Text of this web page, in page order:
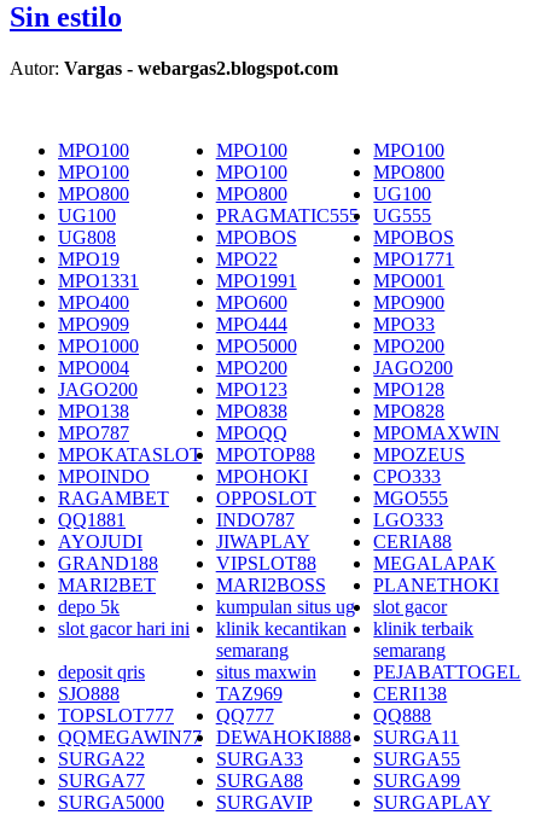
Sin estilo
Autor: Vargas - webargas2.blogspot.com
MPO100 MPO100
MPO100
MPO100
MPO100
MPO800
MPO800
MPO800
UG100
UG100
PRAGMATIC555
UG555
UG808
MPOBOS
MPOBOS
MPO19
MPO22
MPO1771
MPO1331
MPO1991
MPO001
MPO400
MPO600
MPO900
MPO909
MPO444
MPO33
MPO1000
MPO5000
MPO200
MPO004
MPO200
JAGO200
JAGO200
MPO123
MPO128
MPO138
MPO838
MPO828
MPO787
MPOQQ
MPOMAXWIN
MPOKATASLOT
MPOTOP88
MPOZEUS
MPOINDO
MPOHOKI
CPO333
RAGAMBET
OPPOSLOT
MGO555
QQ1881
INDO787
LGO333
AYOJUDI
JIWAPLAY
CERIA88
GRAND188
VIPSLOT88
MEGALAPAK
MARI2BET
MARI2BOSS
PLANETHOKI
depo 5k
kumpulan situs ug
slot gacor
slot gacor hari ini
klinik kecantikan
semarang
klinik terbaik
semarang
deposit qris
situs maxwin
PEJABATTOGEL
SJO888
TAZ969
CERI138
TOPSLOT777
QQ777
QQ888
QQMEGAWIN77
DEWAHOKI888
SURGA11
SURGA22
SURGA33
SURGA55
SURGA77
SURGA88
SURGA99
SURGA5000
SURGAVIP
SURGAPLAY